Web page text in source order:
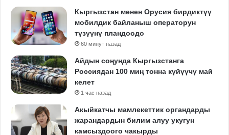
Кыргызстан менен Орусия бирдиктүү
мобилдик байланыш операторун
түзүүнү пландоодо
60 минут назад
Айдын соңунда Кыргызстанга
Россиядан 100 миң тонна күйүүчү май
келет
1 час назад
Акыйкатчы мамлекеттик органдарды
жарандардын билим алуу укугун
камсыздоого чакырды